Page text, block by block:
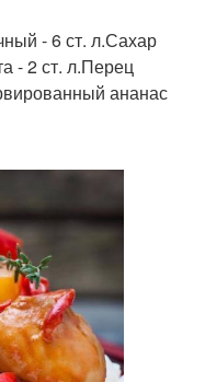
- 6 ст. л.Сахар
- 2 ст. л.Перец
ананас